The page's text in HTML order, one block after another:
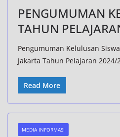
PENGUMUMAN
TAHUN
Pengumuman Kelulusan
Jakarta Tahun Pelajaran
Read More
MEDIA INFORMASI